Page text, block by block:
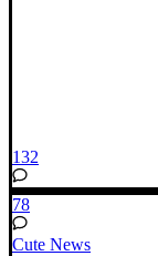
132
78
Cute News